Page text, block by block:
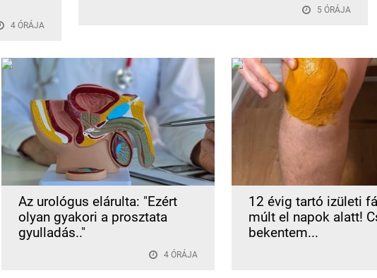
4 ÓRÁJA
5 ÓRÁJA
Az urológus elárulta: "Ezért
olyan gyakori a prosztata
gyulladás.."
4 ÓRÁJA
12 évig tartó izületi
múlt el napok alatt!
bekentem...